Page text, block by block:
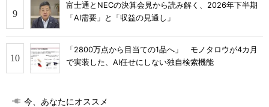
富士通とNECの決算会見から読み解く、2026年下半期
「AI需要」と「収益の見通し」
「2800万点から目当ての1品へ」 モノタロウが4カ月
で実装した、AI任せにしない独自検索機能
今、あなたにオススメ